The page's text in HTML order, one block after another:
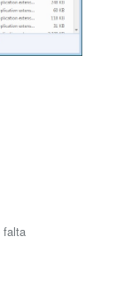
falta